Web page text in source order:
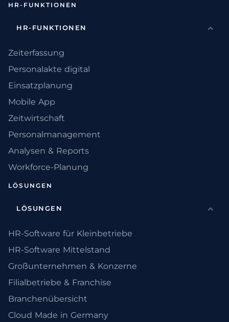
HR-FUNKTIONEN
HR-FUNKTIONEN
Zeiterfassung
Personalakte digital
Einsatzplanung
Mobile App
Zeitwirtschaft
Personalmanagement
Analysen & Reports
Workforce-Planung
LÖSUNGEN
LÖSUNGEN
HR-Software für Kleinbetriebe
HR-Software Mittelstand
Großunternehmen & Konzerne
Filialbetriebe & Franchise
Branchenübersicht
Cloud Made in Germany